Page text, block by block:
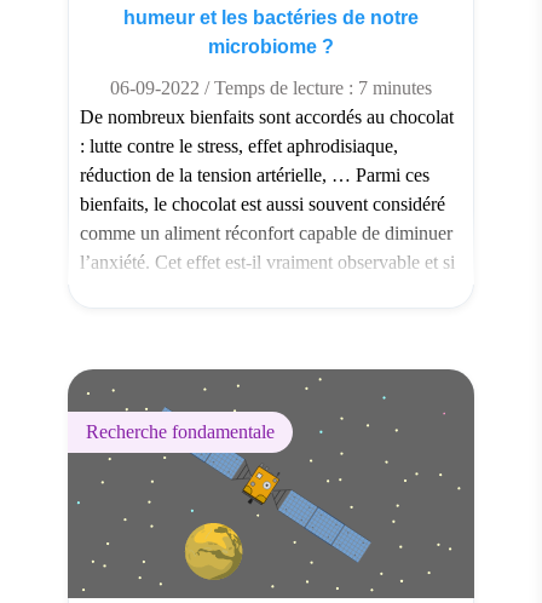
humeur et les bactéries de notre
microbiome ?
06-09-2022 / Temps de lecture : 7 minutes
De nombreux bienfaits sont accordés au chocolat
: lutte contre le stress, effet aphrodisiaque,
réduction de la tension artérielle, … Parmi ces
bienfaits, le chocolat est aussi souvent considéré
comme un aliment réconfort capable de diminuer
l’anxiété. Cet effet est-il vraiment observable et si
Recherche fondamentale